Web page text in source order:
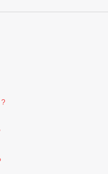
?